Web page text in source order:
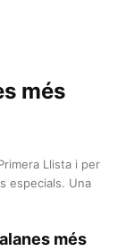
més
Llista i per
especials. Una
més